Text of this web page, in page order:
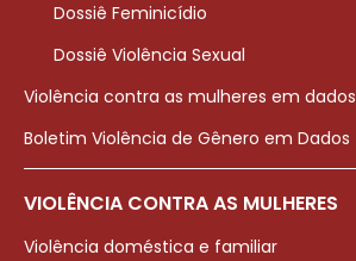
Dossiê Feminicídio
Dossiê Violência Sexual
Violência contra as mulheres em dados
Boletim Violência de Gênero em Dados
VIOLÊNCIA CONTRA AS MULHERES
Violência doméstica e familiar